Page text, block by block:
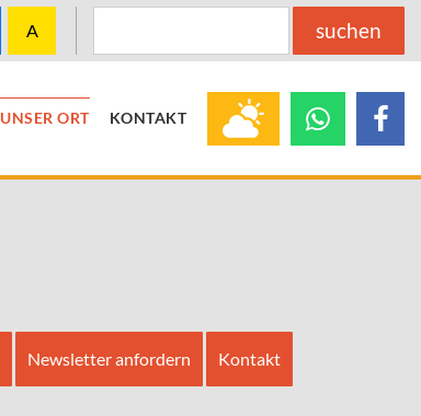
A
UNSER ORT KONTAKT
Newsletter anfordern Kontakt